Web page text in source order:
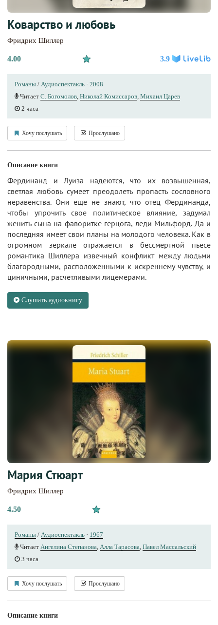
Коварство и любовь
Фридрих Шиллер
4.00 3.9
Романы / Аудиоспектакль · 2008
Читает С. Богомолов Николай Комиссаров Михаил Царев
2 часа
Хочу послушать Прослушано
Описание книги
Фердинанд и Луиза надеются, что их возвышенная,
светлая любовь сумеет преодолеть пропасть сословного
неравенства. Они еще не знают, что отец Фердинанда,
чтобы упрочить свое политическое влияние, задумал
женить сына на фаворитке герцога, леди Мильфорд. Да и
последняя имеет свои планы на молодого человека. Как в
огромном зеркале отражается в бессмертной пьесе
романтика Шиллера извечный конфликт между людьми
благородными, расположенными к искреннему чувству, и
циничными, расчетливыми лицемерами.
Слушать аудиокнигу
Мария Стюарт
Фридрих Шиллер
4.50
Романы / Аудиоспектакль · 1967
Читает Ангелина Степанова Алла Тарасова Павел Массальский
3 часа
Хочу послушать Прослушано
Описание книги